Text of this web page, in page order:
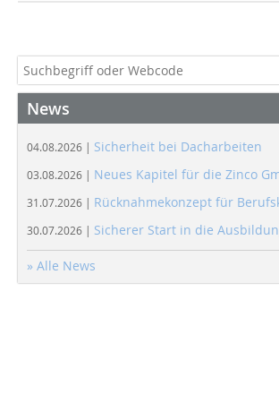
News
04.08.2026 | Sicherheit bei Dacharbeiten
03.08.2026 | Neues Kapitel für die Zinco
31.07.2026 | Rücknahmekonzept für
30.07.2026 | Sicherer Start in die
» Alle News